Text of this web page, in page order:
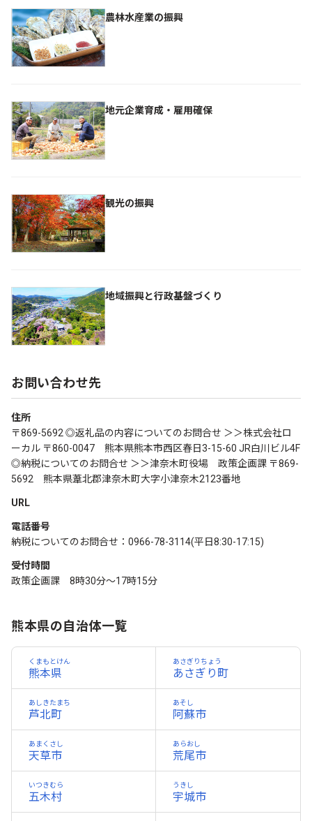
農林水産業の振興
地元企業育成・雇用確保
観光の振興
地域振興と行政基盤づくり
お問い合わせ先
住所
〒869-5692 ◎返礼品の内容についてのお問合せ ＞＞株式会社ロ
ーカル 〒860-0047 熊本県熊本市西区春日3-15-60 JR白川ビル4F
◎納税についてのお問合せ ＞＞津奈木町役場 政策企画課 〒869-
5692 熊本県葦北郡津奈木町大字小津奈木2123番地
URL
電話番号
納税についてのお問合せ：0966-78-3114(平日8:30-17:15)
受付時間
政策企画課 8時30分～17時15分
熊本県の自治体一覧
熊本県
くまもとけん
あさぎり町
あさぎりちょう
芦北町
あしきたまち
阿蘇市
あそし
天草市
あまくさし
荒尾市
あらおし
五木村
いつきむら
宇城市
うきし